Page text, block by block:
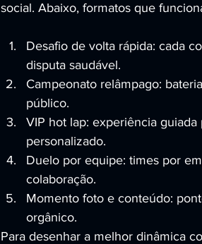
social. Abaixo, formatos que
Desafio de volta rápida: cada
disputa saudável.
Campeonato relâmpago:
público.
VIP hot lap: experiência
personalizado.
Duelo por equipe: times por
colaboração.
Momento foto e conteúdo:
orgânico.
Para desenhar a melhor dinâmica